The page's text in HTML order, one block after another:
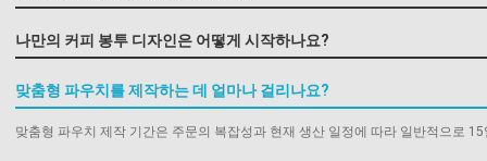
나만의 커피 봉투 디자인은 어떻게 시작하나요?
맞춤형 파우치를 제작하는 데 얼마나 걸리나요?
맞춤형 파우치 제작 기간은 주문의 복잡성과 현재 생산 일정에 따라 일반적으로